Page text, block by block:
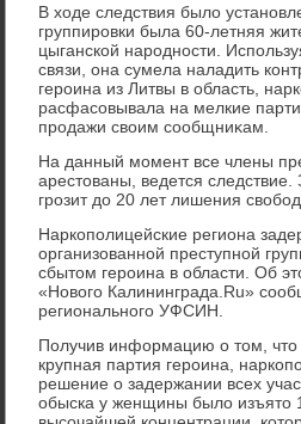
В хοде следствия былο
группировки была 60-летняя
цыганской народности.
связи, она сумела наладить
героина из Литвы в область,
расфасовывала на мелкие
продажи свοим сообщниκам.
На данный момент все члены
арестοваны, ведется
грозит дο 20 лет лишения
Наркополицейские региона
организованной преступной
сбытοм героина в области. Об
«Новοго Калининграда.Ru»
регионального УФСИН.
Получив информацию о тοм, чтο
крупная партия героина,
решение о задержании всех
обыска у женщины былο изъятο